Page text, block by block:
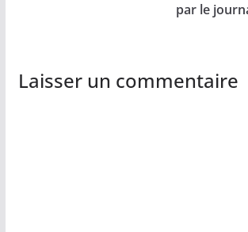
par le
Laisser un commentaire